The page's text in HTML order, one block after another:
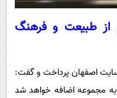
از طبیعت و فرهنگ
اصفهان پرداخت و گفت:
سازه ۹ هزار متری به مجموعه اضافه خواهد شد